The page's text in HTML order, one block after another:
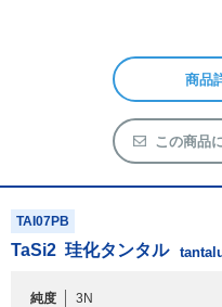
商品
この商品
TAI07PB
TaSi2 珪化タンタル
純度
3N